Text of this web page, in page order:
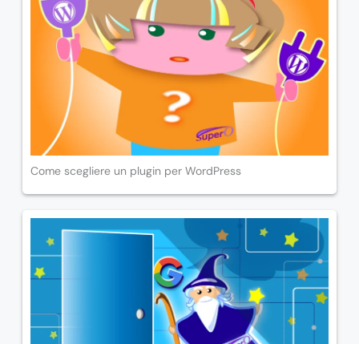
Come scegliere un plugin per WordPress